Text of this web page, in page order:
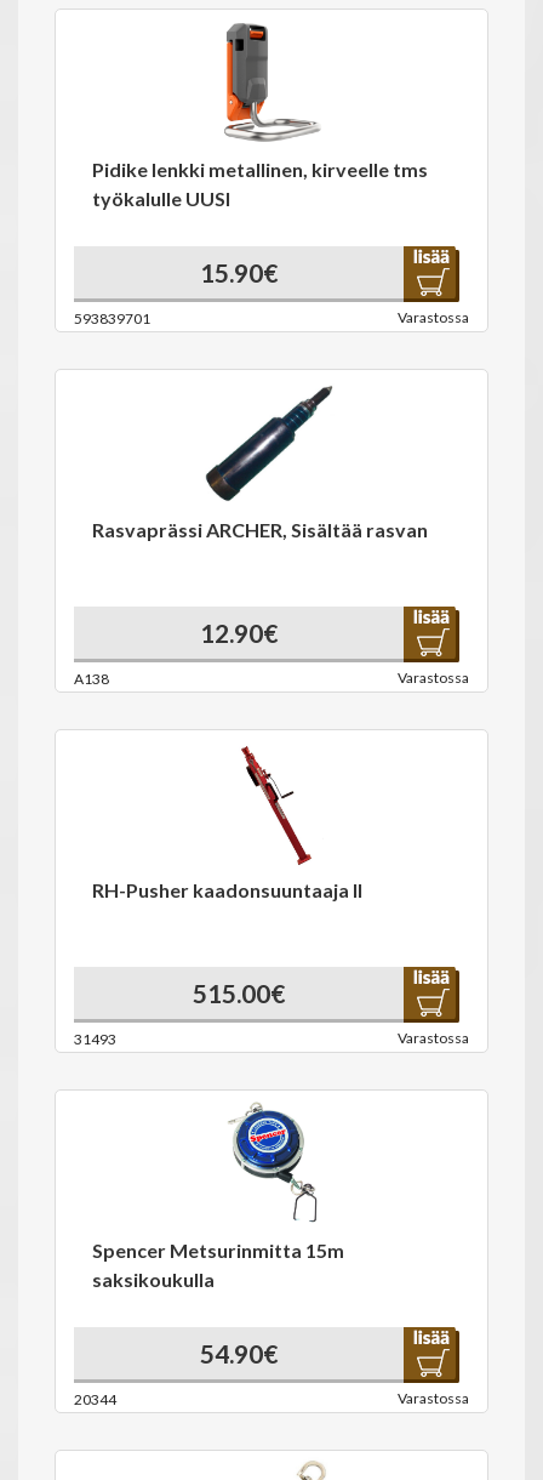
Pidike lenkki metallinen, kirveelle tms
työkalulle UUSI
15.90€
593839701 Varastossa
Rasvaprässi ARCHER, Sisältää rasvan
12.90€
A138 Varastossa
RH-Pusher kaadonsuuntaaja II
515.00€
31493 Varastossa
Spencer Metsurinmitta 15m
saksikoukulla
54.90€
20344 Varastossa